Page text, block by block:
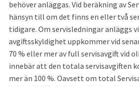
behöver anläggas. Vid beräkning av
hänsyn till om det finns en eller två
tidigare. Om servisledningar anläggs
avgiftsskyldighet uppkommer vid
70 % eller mer av full servisavgift vid
innebär att den totala servisavgiften
mer än 100 %. Oavsett om total